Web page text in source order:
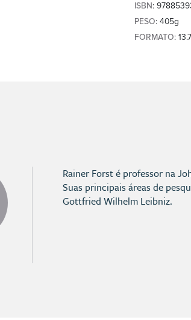
ISBN:
PESO: 405g
FORMATO:
Rainer Forst é professor na
Suas principais áreas de
Gottfried Wilhelm Leibniz.